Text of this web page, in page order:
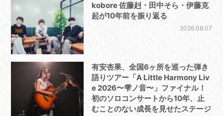
kobore 佐藤赳・田中そら・伊藤克
起が10年前を振り返る
2026.08.07
有安杏果、全国6ヶ所を巡った弾き
語りツアー「A Little Harmony Liv
e 2026〜雫ノ音〜」ファイナル！
初のソロコンサートから10年、止
むことのない成長を見せたステージ